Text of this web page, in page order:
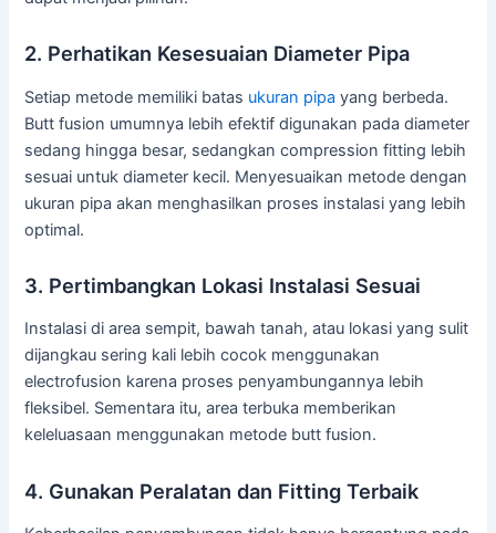
2. Perhatikan Kesesuaian Diameter Pipa
Setiap metode memiliki batas ukuran pipa yang berbeda.
Butt fusion umumnya lebih efektif digunakan pada diameter
sedang hingga besar, sedangkan compression fitting lebih
sesuai untuk diameter kecil. Menyesuaikan metode dengan
ukuran pipa akan menghasilkan proses instalasi yang lebih
optimal.
3. Pertimbangkan Lokasi Instalasi Sesuai
Instalasi di area sempit, bawah tanah, atau lokasi yang sulit
dijangkau sering kali lebih cocok menggunakan
electrofusion karena proses penyambungannya lebih
fleksibel. Sementara itu, area terbuka memberikan
keleluasaan menggunakan metode butt fusion.
4. Gunakan Peralatan dan Fitting Terbaik